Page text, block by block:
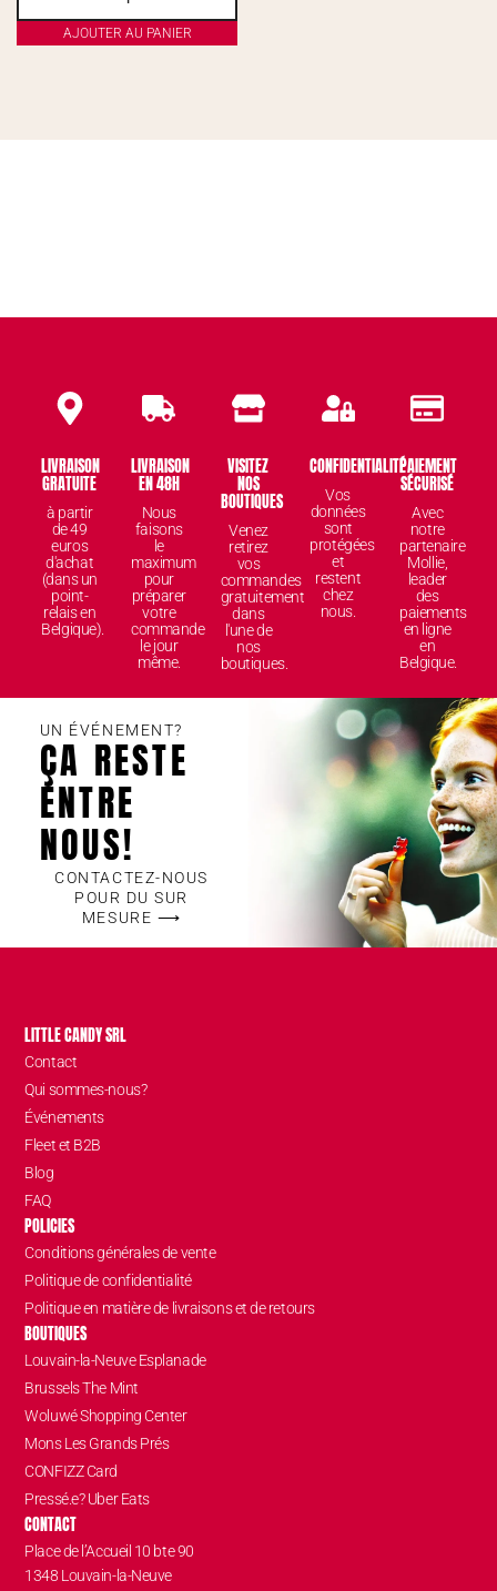
AJOUTER AU PANIER
LIVRAISON
GRATUITE
à partir
de 49
euros
d'achat
(dans un
point-
relais en
Belgique).
LIVRAISON
EN 48H
Nous
faisons
le
maximum
pour
préparer
votre
commande
le jour
même.
VISITEZ
NOS
BOUTIQUES
Venez
retirez
vos
commandes
gratuitement
dans
l'une de
nos
boutiques.
CONFIDENTIALITÉ
Vos
données
sont
protégées
et
restent
chez
nous.
PAIEMENT
SÉCURISÉ
Avec
notre
partenaire
Mollie,
leader
des
paiements
en ligne
en
Belgique.
UN ÉVÉNEMENT?
ÇA RESTE
ENTRE
NOUS!
CONTACTEZ-NOUS
POUR DU SUR
MESURE ⟶
LITTLE CANDY SRL
Contact
Qui sommes-nous?
Événements
Fleet et B2B
Blog
FAQ
POLICIES
Conditions générales de vente
Politique de confidentialité
Politique en matière de livraisons et de retours
BOUTIQUES
Louvain-la-Neuve Esplanade
Brussels The Mint
Woluwé Shopping Center
Mons Les Grands Prés
CONFIZZ Card
Pressé.e? Uber Eats
CONTACT
Place de l’Accueil 10 bte 90
1348 Louvain-la-Neuve